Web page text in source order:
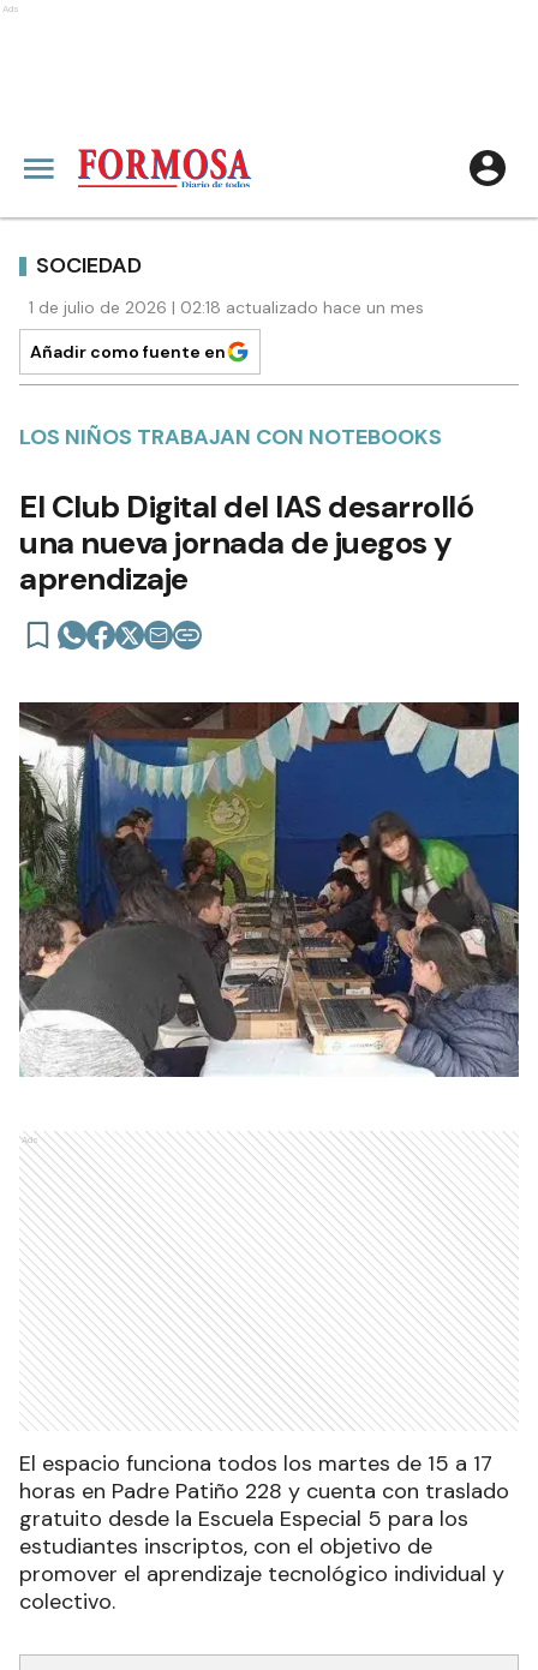
Ads
SOCIEDAD
1 de julio de 2026 | 02:18 actualizado hace un mes
Añadir como fuente en
LOS NIÑOS TRABAJAN CON NOTEBOOKS
El Club Digital del IAS desarrolló
una nueva jornada de juegos y
aprendizaje
Ads
El espacio funciona todos los martes de 15 a 17
horas en Padre Patiño 228 y cuenta con traslado
gratuito desde la Escuela Especial 5 para los
estudiantes inscriptos, con el objetivo de
promover el aprendizaje tecnológico individual y
colectivo.